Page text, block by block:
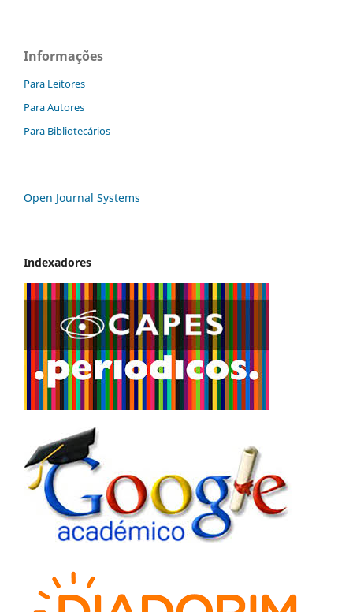
Informações
Para Leitores
Para Autores
Para Bibliotecários
Open Journal Systems
Indexadores